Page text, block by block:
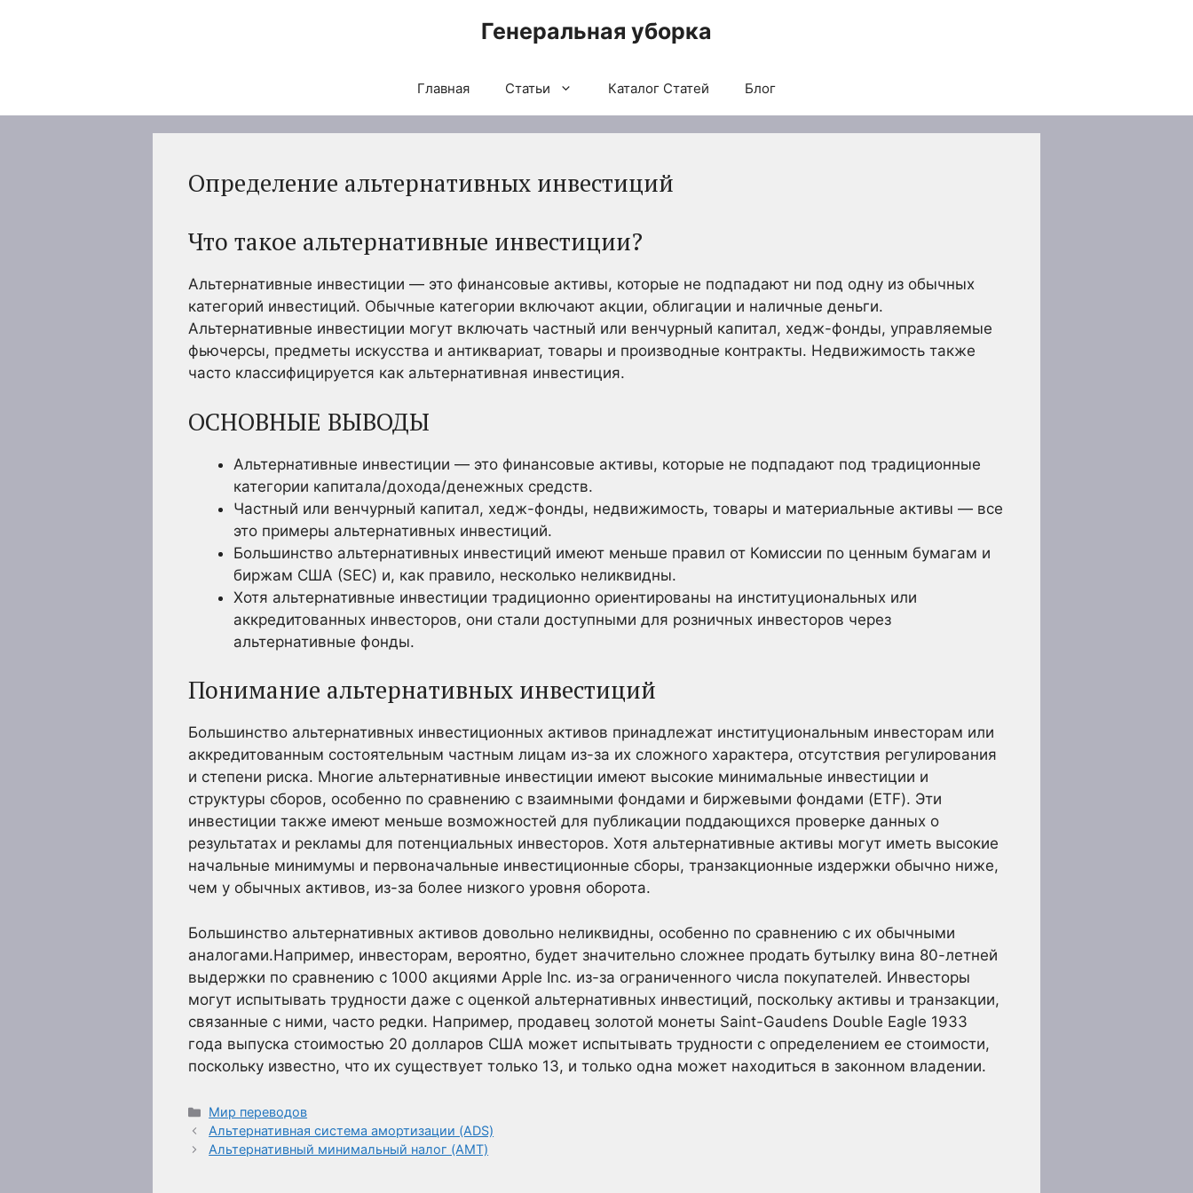
Генеральная уборка
Главная Статьи Каталог Статей Блог
Определение альтернативных инвестиций
Что такое альтернативные инвестиции?
Альтернативные инвестиции — это финансовые активы, которые не подпадают ни под одну из обычных
категорий инвестиций. Обычные категории включают акции, облигации и наличные деньги.
Альтернативные инвестиции могут включать частный или венчурный капитал, хедж-фонды, управляемые
фьючерсы, предметы искусства и антиквариат, товары и производные контракты. Недвижимость также
часто классифицируется как альтернативная инвестиция.
ОСНОВНЫЕ ВЫВОДЫ
Альтернативные инвестиции — это финансовые активы, которые не подпадают под традиционные
категории капитала/дохода/денежных средств.
Частный или венчурный капитал, хедж-фонды, недвижимость, товары и материальные активы — все
это примеры альтернативных инвестиций.
Большинство альтернативных инвестиций имеют меньше правил от Комиссии по ценным бумагам и
биржам США (SEC) и, как правило, несколько неликвидны.
Хотя альтернативные инвестиции традиционно ориентированы на институциональных или
аккредитованных инвесторов, они стали доступными для розничных инвесторов через
альтернативные фонды.
Понимание альтернативных инвестиций
Большинство альтернативных инвестиционных активов принадлежат институциональным инвесторам или
аккредитованным состоятельным частным лицам из-за их сложного характера, отсутствия регулирования
и степени риска. Многие альтернативные инвестиции имеют высокие минимальные инвестиции и
структуры сборов, особенно по сравнению с взаимными фондами и биржевыми фондами (ETF). Эти
инвестиции также имеют меньше возможностей для публикации поддающихся проверке данных о
результатах и рекламы для потенциальных инвесторов. Хотя альтернативные активы могут иметь высокие
начальные минимумы и первоначальные инвестиционные сборы, транзакционные издержки обычно ниже,
чем у обычных активов, из-за более низкого уровня оборота.
Большинство альтернативных активов довольно неликвидны, особенно по сравнению с их обычными
аналогами.Например, инвесторам, вероятно, будет значительно сложнее продать бутылку вина 80-летней
выдержки по сравнению с 1000 акциями Apple Inc. из-за ограниченного числа покупателей. Инвесторы
могут испытывать трудности даже с оценкой альтернативных инвестиций, поскольку активы и транзакции,
связанные с ними, часто редки. Например, продавец золотой монеты Saint-Gaudens Double Eagle 1933
года выпуска стоимостью 20 долларов США может испытывать трудности с определением ее стоимости,
поскольку известно, что их существует только 13, и только одна может находиться в законном владении.
Рубрики
Мир переводов
Альтернативная система амортизации (ADS)
Альтернативный минимальный налог (AMT)